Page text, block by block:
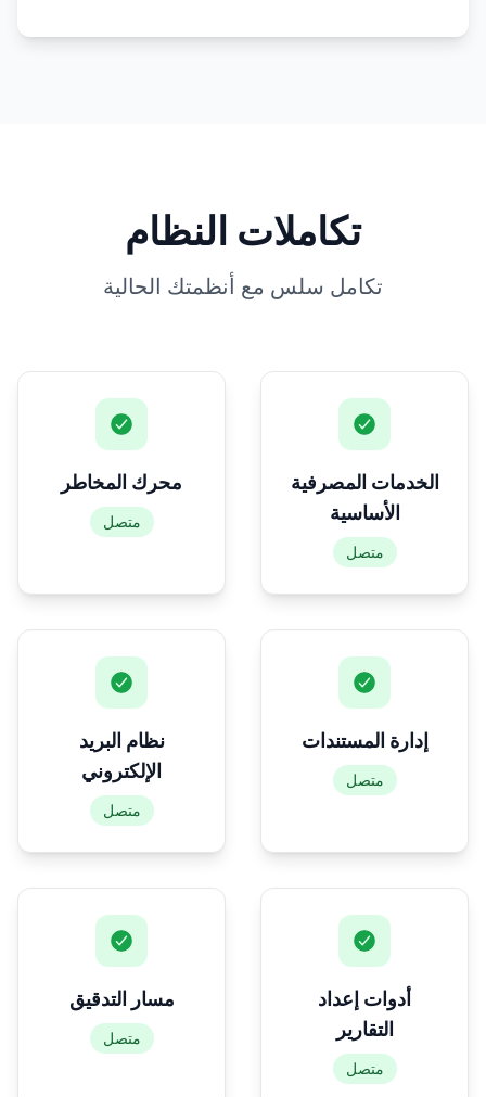
تكاملات النظام
تكامل سلس مع أنظمتك الحالية
الخدمات المصرفية
الأساسية
متصل
محرك المخاطر
متصل
إدارة المستندات
متصل
نظام البريد
الإلكتروني
متصل
أدوات إعداد
التقارير
متصل
مسار التدقيق
متصل